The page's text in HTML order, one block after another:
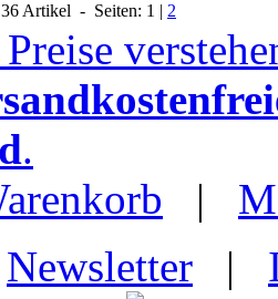
36 Artikel - Seiten: 1 | 2
.
|
Newsletter |